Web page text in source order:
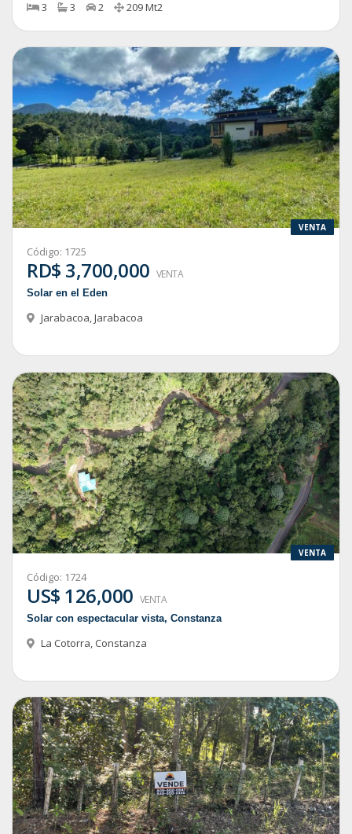
3 3 2 209Mt2
VENTA
Código: 1725
RD$ 3,700,000 VENTA
Solar en el Eden
Jarabacoa,Jarabacoa
VENTA
Código: 1724
US$ 126,000 VENTA
Solar con espectacular vista, Constanza
La Cotorra Constanza